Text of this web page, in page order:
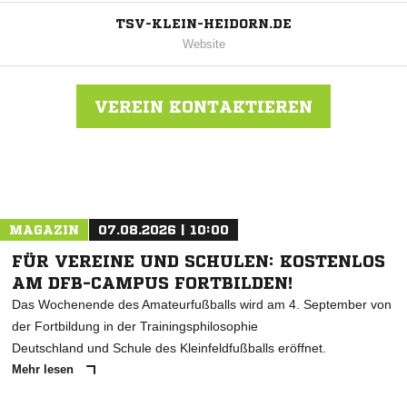
TSV-KLEIN-HEIDORN.DE
Website
VEREIN KONTAKTIEREN
MAGAZIN 07.08.2026 | 10:00
FÜR VEREINE UND SCHULEN: KOSTENLOS
AM DFB-CAMPUS FORTBILDEN!
Das Wochenende des Amateurfußballs wird am 4. September von
der Fortbildung in der Trainingsphilosophie
Deutschland und Schule des Kleinfeldfußballs eröffnet.
Mehr lesen